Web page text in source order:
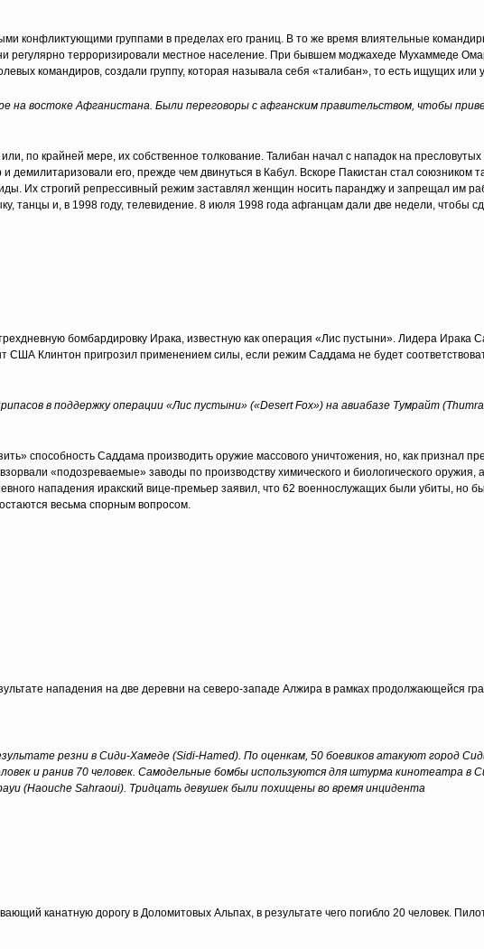
конфликтующими группами в пределах его границ. В то же время влиятельные
регулярно терроризировали местное население. При бывшем моджахеде Мухаммеде
командиров, создали группу, которая называла себя «талибан», то есть ищущих или
на востоке Афганистана. Были переговоры с афганским правительством, чтобы
по крайней мере, их собственное толкование. Талибан начал с нападок на
демилитаризовали его, прежде чем двинуться в Кабул. Вскоре Пакистан стал союзником
Их строгий репрессивный режим заставлял женщин носить паранджу и запрещал им
танцы и, в 1998 году, телевидение. 8 июля 1998 года афганцам дали две недели, чтобы
бомбардировку Ирака, известную как операция «Лис пустыни». Лидера Ирака
США Клинтон пригрозил применением силы, если режим Саддама не будет
в поддержку операции «Лис пустыни» («Desert Fox») на авиабазе Тумрайт
способность Саддама производить оружие массового уничтожения, но, как признал
«подозреваемые» заводы по производству химического и биологического оружия,
нападения иракский вице-премьер заявил, что 62 военнослужащих были убиты, но
весьма спорным вопросом.
нападения на две деревни на северо-западе Алжира в рамках продолжающейся
резни в Сиди-Хамеде (Sidi-Hamed). По оценкам, 50 боевиков атакуют город
и ранив 70 человек. Самодельные бомбы используются для штурма кинотеатра в
(Haouche Sahraoui). Тридцать девушек были похищены во время инцидента
канатную дорогу в Доломитовых Альпах, в результате чего погибло 20 человек.